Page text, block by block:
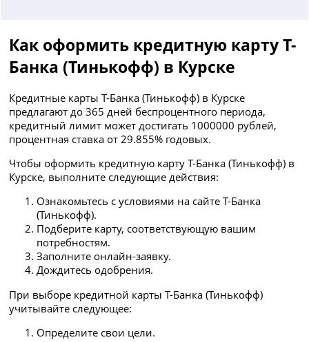
Как оформить кредитную карту Т-
Банка (Тинькофф) в Курске
Кредитные карты Т-Банка (Тинькофф) в Курске
предлагают до 365 дней беспроцентного периода,
кредитный лимит может достигать 1000000 рублей,
процентная ставка от 29.855% годовых.
Чтобы оформить кредитную карту Т-Банка (Тинькофф) в
Курске, выполните следующие действия:
Ознакомьтесь с условиями на сайте Т-Банка
(Тинькофф).
Подберите карту, соответствующую вашим
потребностям.
Заполните онлайн-заявку.
Дождитесь одобрения.
При выборе кредитной карты Т-Банка (Тинькофф)
учитывайте следующее:
Определите свои цели.